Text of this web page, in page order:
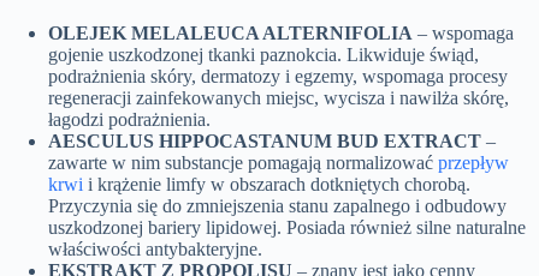
OLEJEK MELALEUCA ALTERNIFOLIA – wspomaga
gojenie uszkodzonej tkanki paznokcia. Likwiduje świąd,
podrażnienia skóry, dermatozy i egzemy, wspomaga procesy
regeneracji zainfekowanych miejsc, wycisza i nawilża skórę,
łagodzi podrażnienia.
AESCULUS HIPPOCASTANUM BUD EXTRACT –
zawarte w nim substancje pomagają normalizować przepływ
krwi i krążenie limfy w obszarach dotkniętych chorobą.
Przyczynia się do zmniejszenia stanu zapalnego i odbudowy
uszkodzonej bariery lipidowej. Posiada również silne naturalne
właściwości antybakteryjne.
EKSTRAKT Z PROPOLISU – znany jest jako cenny